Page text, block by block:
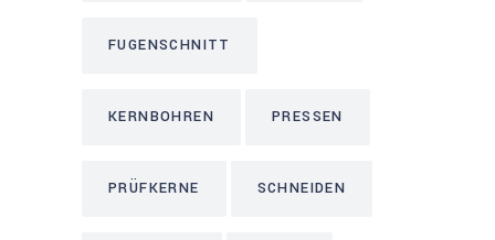
FUGENSCHNITT
KERNBOHREN PRESSEN
PRÜFKERNE SCHNEIDEN